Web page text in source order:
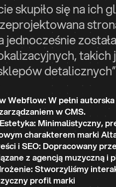
skupiło się na
jednocześnie
takich
Webflow: W pełni
w CMS.
Minimalistyczny,
charakterem marki
i SEO: Dopracowany
z agencją muzyczną i
Stworzyliśmy
profil marki